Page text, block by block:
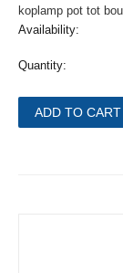
koplamp pot tot
Availability:
Quantity:
ADD TO CART